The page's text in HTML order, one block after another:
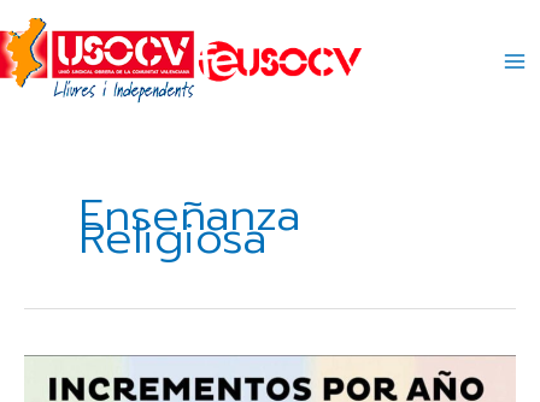
al
contenido
Enseñanza
Religiosa
Incrementos
salariales